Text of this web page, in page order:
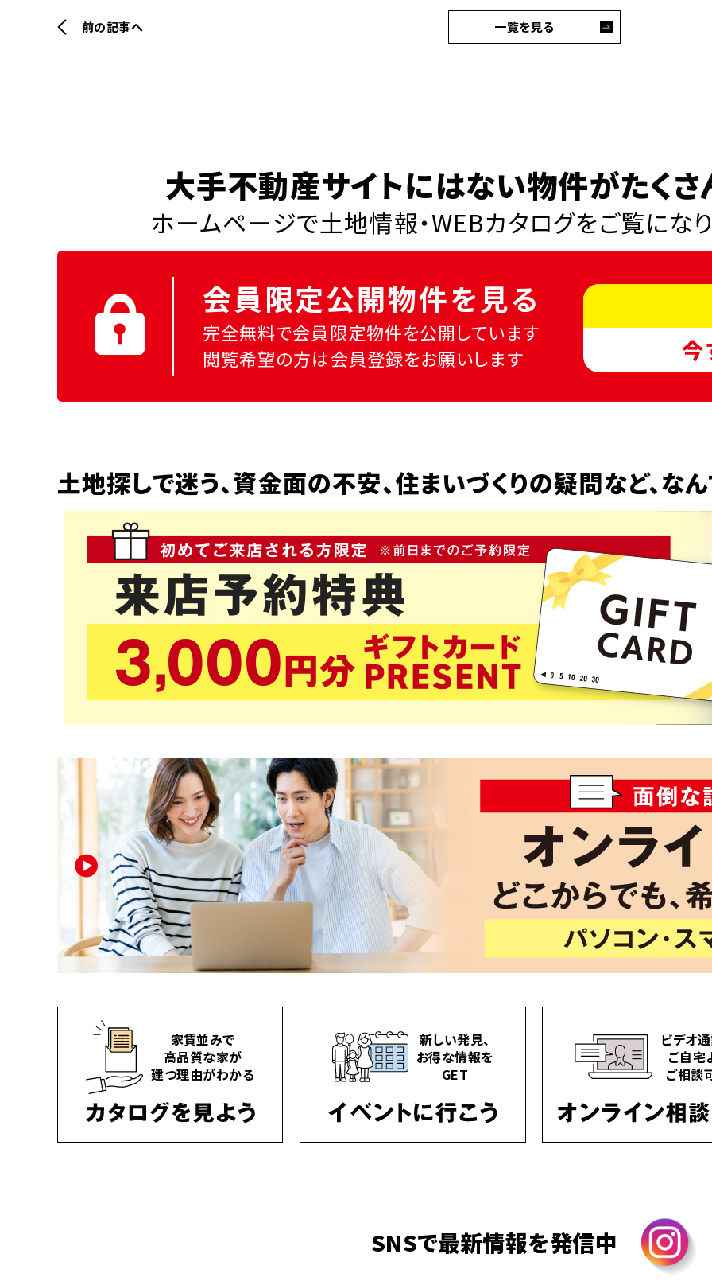
前の記事へ 一覧を見る
大手不動産サイトにはない物件がたくさ
ホームページで土地情報・WEBカタログをご覧にな
会員限定公開物件を見る
完全無料で会員限定物件を公開しています
閲覧希望の方は会員登録をお願いします
今
土地探しで迷う、資金面の不安、住まいづくりの疑問など、な
家賃並みで
高品質な家が
建つ理由がわかる
新しい発見、
お得な情報を
GET
ビデオ
ご自宅
ご相談
SNSで最新情報を発信中